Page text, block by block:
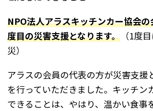
NPO法人アラスキッチンカー協会
度目の災害支援となります。 （1度
災）
アラスの会員の代表の方が災害支援
を行っていただきました。キッチン
できることは、やはり、温かい食事